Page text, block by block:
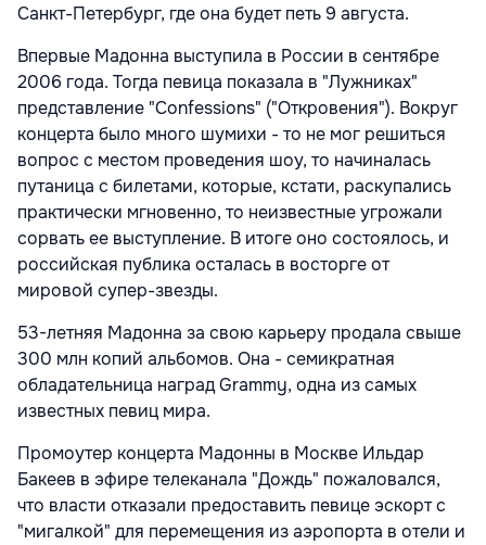
Санкт-Петербург, где она будет петь 9 августа.
Впервые Мадонна выступила в России в сентябре
2006 года. Тогда певица показала в "Лужниках"
представление "Confessions" ("Откровения"). Вокруг
концерта было много шумихи - то не мог решиться
вопрос с местом проведения шоу, то начиналась
путаница с билетами, которые, кстати, раскупались
практически мгновенно, то неизвестные угрожали
сорвать ее выступление. В итоге оно состоялось, и
российская публика осталась в восторге от
мировой супер-звезды.
53-летняя Мадонна за свою карьеру продала свыше
300 млн копий альбомов. Она - семикратная
обладательница наград Grammy, одна из самых
известных певиц мира.
Промоутер концерта Мадонны в Москве Ильдар
Бакеев в эфире телеканала "Дождь" пожаловался,
что власти отказали предоставить певице эскорт с
"мигалкой" для перемещения из аэропорта в отели и